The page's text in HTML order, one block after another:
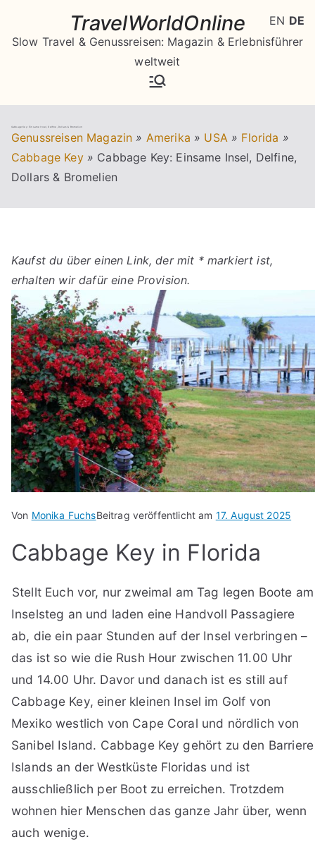
springen
TravelWorldOnline
Slow Travel & Genussreisen: Magazin & Erlebnisführer
weltweit
Cabbage Key: Einsame Insel, Delfine, Dollars & Bromelien
Genussreisen Magazin » Amerika » USA » Florida »
Cabbage Key » Cabbage Key: Einsame Insel, Delfine,
Dollars & Bromelien
Kaufst du über einen Link, der mit * markiert ist,
erhalten wir dafür eine Provision.
Von Monika FuchsBeitrag veröffentlicht am 17. August 2025
Cabbage Key in Florida
Stellt Euch vor, nur zweimal am Tag legen Boote am
Inselsteg an und laden eine Handvoll Passagiere
ab, die ein paar Stunden auf der Insel verbringen –
das ist so wie die Rush Hour zwischen 11.00 Uhr
und 14.00 Uhr. Davor und danach ist es still auf
Cabbage Key, einer kleinen Insel im Golf von
Mexiko westlich von Cape Coral und nördlich von
Sanibel Island. Cabbage Key gehört zu den Barriere
Islands an der Westküste Floridas und ist
ausschließlich per Boot zu erreichen. Trotzdem
wohnen hier Menschen das ganze Jahr über, wenn
auch wenige.
EN DE